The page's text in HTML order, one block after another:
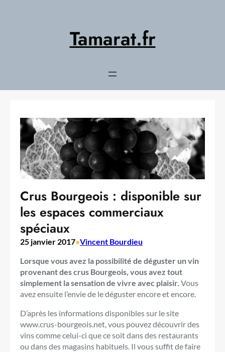
Tamarat.fr
Crus Bourgeois : disponible sur
les espaces commerciaux
spéciaux
25 janvier 2017•Vincent Bourdieu
Lorsque vous avez la possibilité de déguster un vin
provenant des crus Bourgeois, vous avez tout
simplement la sensation de vivre avec plaisir. Vous
avez ensuite l’envie de le déguster encore et encore.
D’après les informations disponibles sur le site
www.crus-bourgeois.net, vous pouvez découvrir des
vins comme celui-ci que ce soit dans des restaurants
ou dans des magasins habituels. Il vous suffit de faire